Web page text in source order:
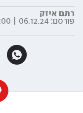
רתם איזק
פורסם: 06.12.24 | 00:00